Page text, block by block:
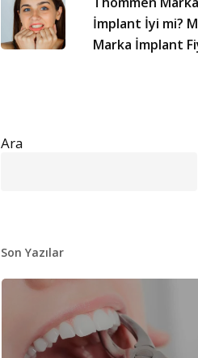
İmplant İyi mi?
Marka İmplant
Ara
Son Yazılar